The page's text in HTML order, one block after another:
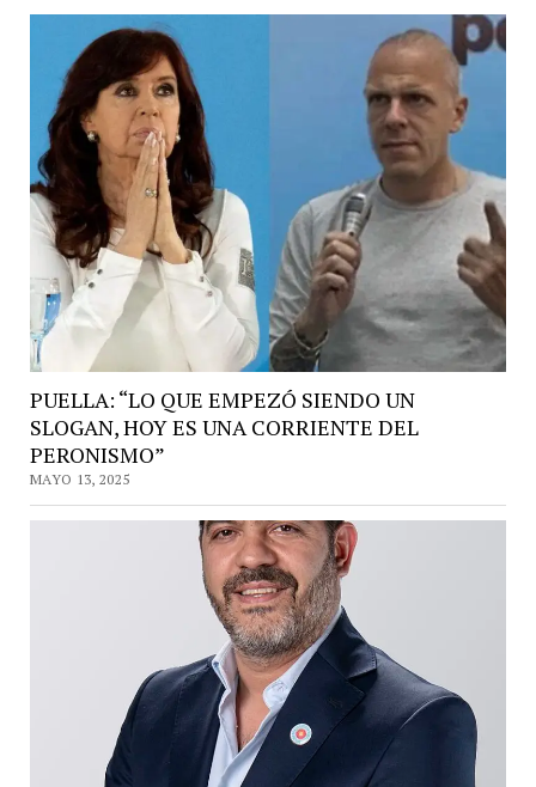
PUELLA: “LO QUE EMPEZÓ SIENDO UN
SLOGAN, HOY ES UNA CORRIENTE DEL
PERONISMO”
MAYO 13, 2025